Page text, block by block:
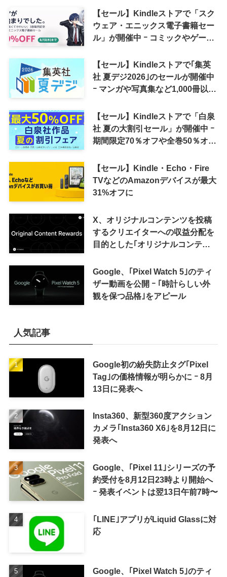
【セール】Kindleストアで「スク
ウェア・エニックス電子書籍セー
ル」が開催中 ｰ コミックやゲーム
【セール】Kindleストアで｢集英
社 夏デジ2026｣のセールが開催中
ｰ マンガや写真集など1,000冊以上
【セール】Kindleストアで「白泉
社 夏の大割引セール」が開催中 ｰ
期間限定70％オフや全巻50％オフ
【セール】Kindle・Echo・Fire
TVなどのAmazonデバイスが最大
31%オフに
X、オリジナルコンテンツを投稿
するクリエイターへの収益分配を
目的とした｢オリジナルコンテン
来の｢収益分配｣は廃止
Google、｢Pixel Watch 5｣のティ
ザー動画を公開 ｰ ｢時計らしい外
観を保つ品格｣をアピール
人気記事
Google初の紛失防止タグ｢Pixel
Tag｣の価格情報が明らかに ｰ 8月
13日に発表へ
Insta360、新型360度アクション
カメラ｢Insta360 X6｣を8月12日に
発表へ
Google、｢Pixel 11｣シリーズの予
約受付を8月12日23時より開始へ
ｰ 発表イベントは翌13日午前7時〜
｢LINE｣アプリがLiquid Glassに対
応
Google、｢Pixel Watch 5｣のティ